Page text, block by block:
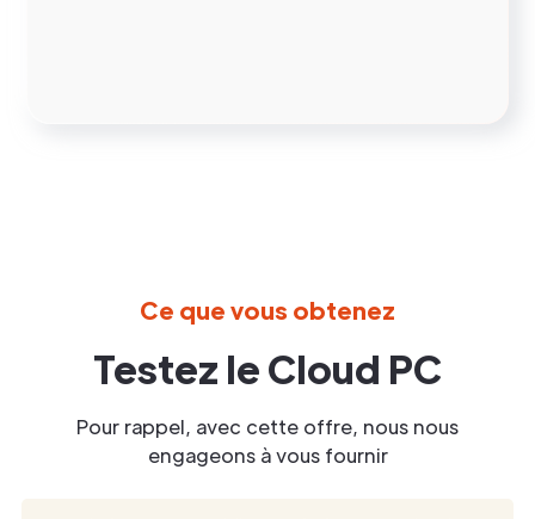
Ce que vous obtenez
Testez le Cloud PC
Pour rappel, avec cette offre, nous nous
engageons à vous fournir